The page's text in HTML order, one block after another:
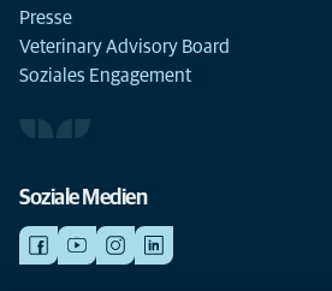
Presse
Veterinary Advisory Board
Soziales Engagement
Soziale Medien